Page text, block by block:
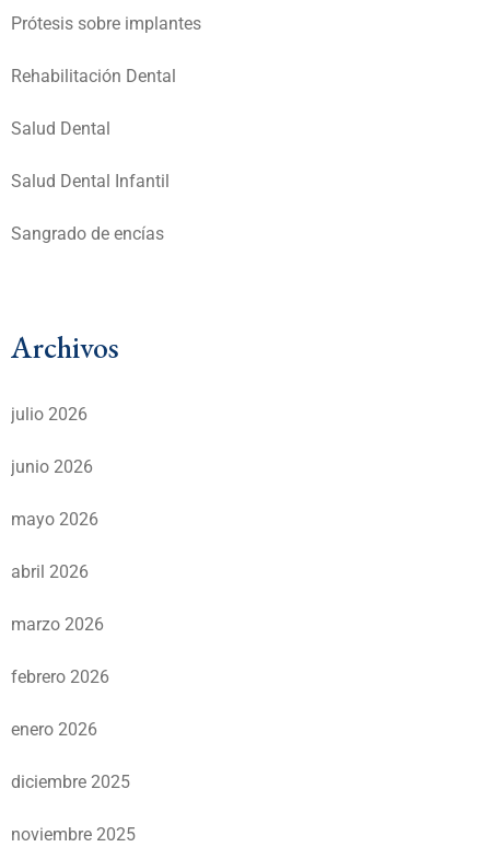
Prótesis sobre implantes
Rehabilitación Dental
Salud Dental
Salud Dental Infantil
Sangrado de encías
Archivos
julio 2026
junio 2026
mayo 2026
abril 2026
marzo 2026
febrero 2026
enero 2026
diciembre 2025
noviembre 2025